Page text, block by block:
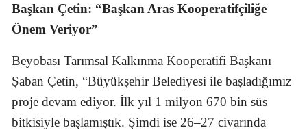
Başkan Çetin: “Başkan Aras Kooperatifçiliğe
Önem Veriyor”
Beyobası Tarımsal Kalkınma Kooperatifi Başkanı
Şaban Çetin, “Büyükşehir Belediyesi ile başladığımız
proje devam ediyor. İlk yıl 1 milyon 670 bin süs
bitkisiyle başlamıştık. Şimdi ise 26–27 civarında